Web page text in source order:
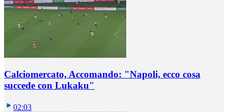
Calciomercato, Accomando: "Napoli, ecco cosa
succede con Lukaku"
02:03